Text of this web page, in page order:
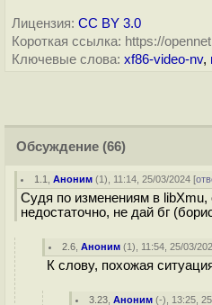
Лицензия: CC BY 3.0
Короткая ссылка: https://
Ключевые слова: xf86-video-nv,
Обсуждение (66)
1.1 ,Аноним (1), 11:14, 25/03/2024 [
Судя по изменениям в libXmu,
недостаточно, не дай бг
2.6 ,Аноним (1), 11:54, 25/03/
К слову, похожая
3.23 ,Аноним (-), 13:25,